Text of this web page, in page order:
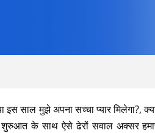
साल मुझे अपना सच्चा प्यार मिलेगा?,
शुरुआत के साथ ऐसे ढेरों सवाल अक्सर